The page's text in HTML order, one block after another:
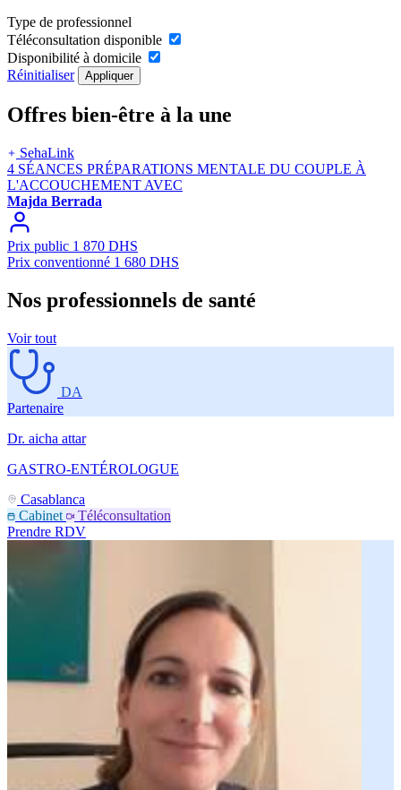
Type de professionnel
Téléconsultation disponible
Disponibilité à domicile
Réinitialiser
Appliquer
Offres bien-être à la une
SehaLink
4 SÉANCES PRÉPARATIONS MENTALE DU COUPLE À
L'ACCOUCHEMENT AVEC
Majda Berrada
Prix public 1 870 DHS
Prix conventionné 1 680 DHS
Nos professionnels de santé
Voir tout
DA
Partenaire
Dr. aicha attar
GASTRO-ENTÉROLOGUE
Casablanca
Cabinet
Téléconsultation
Prendre RDV